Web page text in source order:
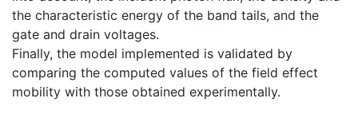
the characteristic energy of the band tails, and the
gate and drain voltages.
Finally, the model implemented is validated by
comparing the computed values of the field effect
mobility with those obtained experimentally.